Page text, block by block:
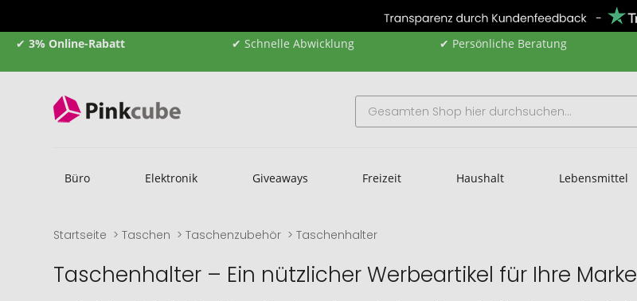
✔ 3% Online-Rabatt ✔ Schnelle Abwicklung ✔ Persönliche Beratung
Büro Elektronik Giveaways Freizeit Haushalt Lebensmittel
Startseite Taschen Taschenzubehör Taschenhalter
Taschenhalter – Ein nützlicher Werbeartikel für Ihre Marke